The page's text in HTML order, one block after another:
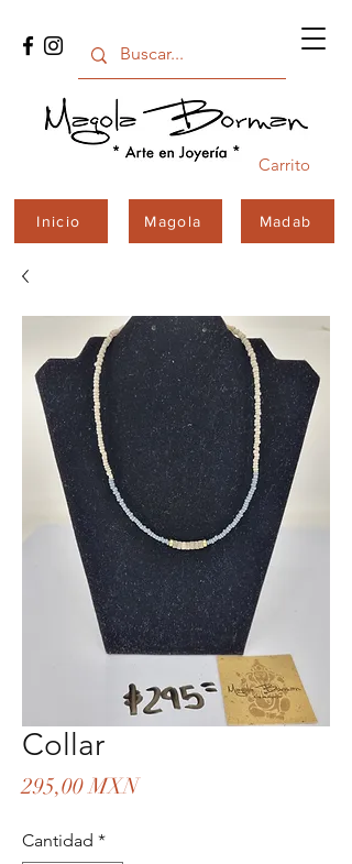
Carrito
Inicio Magola Madab
Collar
295,00 MXNPrecio
Cantidad *